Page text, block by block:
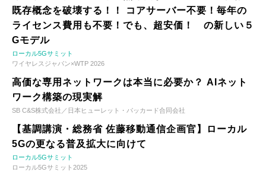
既存概念を破壊する！！ コアサーバー不要！毎年の
ライセンス費用も不要！でも、超安価！ の新しい５
Gモデル
ローカル5Gサミット
ワイヤレスジャパン×WTP 2026
高価な専用ネットワークは本当に必要か？ AIネット
ワーク構築の現実解
SB C&S株式会社／日本ヒューレット・パッカード合同会社
【基調講演・総務省 佐藤移動通信企画官】ローカル
5Gの更なる普及拡大に向けて
ローカル5Gサミット
ローカル5Gサミット2025